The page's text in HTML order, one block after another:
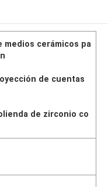
medios cerámicos pa
de cuentas
de zirconio co